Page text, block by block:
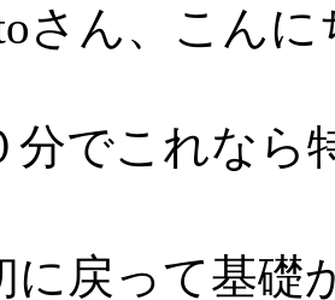
さん、こんに
分でこれなら
に戻って基礎